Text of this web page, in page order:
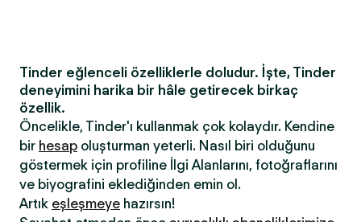
Tinder eğlenceli özelliklerle doludur. İşte, Tinder
deneyimini harika bir hâle getirecek birkaç
özellik.
Öncelikle, Tinder'ı kullanmak çok kolaydır. Kendine
bir hesap oluşturman yeterli. Nasıl biri olduğunu
göstermek için profiline İlgi Alanlarını, fotoğraflarını
ve biyografini eklediğinden emin ol.
Artık eşleşmeye hazırsın!